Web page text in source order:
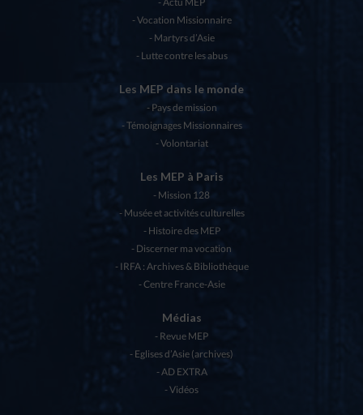
Vocation Missionnaire
Martyrs d’Asie
Lutte contre les abus
Les MEP dans le monde
Pays de mission
Témoignages Missionnaires
Volontariat
Les MEP à Paris
Mission 128
Musée et activités culturelles
Histoire des MEP
Discerner ma vocation
IRFA : Archives & Bibliothèque
Centre France-Asie
Médias
Revue MEP
Eglises d’Asie (archives)
AD EXTRA
Vidéos